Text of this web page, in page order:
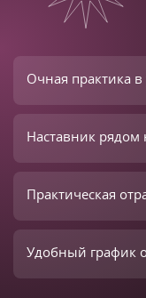
Очная практика
Наставник рядом
Практическая
Удобный график